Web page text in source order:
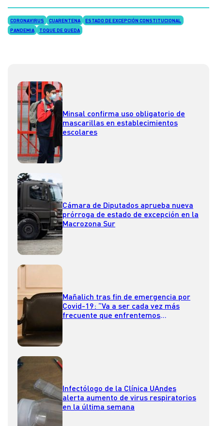
CORONAVIRUS CUARENTENA
ESTADO DE EXCEPCIÓN CONSTITUCIONAL
PANDEMIA
TOQUE DE QUEDA
Minsal confirma uso obligatorio de
mascarillas en establecimientos
escolares
Cámara de Diputados aprueba nueva
prórroga de estado de excepción en la
Macrozona Sur
Mañalich tras fin de emergencia por
Covid-19: “Va a ser cada vez más
frecuente que enfrentemos
Infectólogo de la Clínica UAndes
alerta aumento de virus respiratorios
en la última semana